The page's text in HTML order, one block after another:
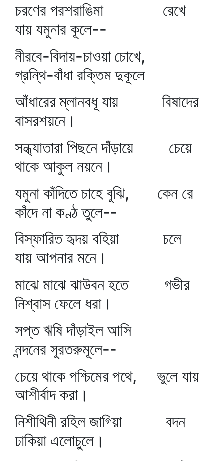
চরণের পরশরাঙিমা রেখে
যায় যমুনার কূলে--
নীরবে-বিদায়-চাওয়া চোখে,
গ্রন্থি-বাঁধা রক্তিম দুকূলে
আঁধারের ম্লানবধূ যায় বিষাদের
বাসরশয়নে।
সন্ধ্যাতারা পিছনে দাঁড়ায়ে চেয়ে
থাকে আকুল নয়নে।
যমুনা কাঁদিতে চাহে বুঝি, কেন রে
কাঁদে না কণ্ঠ তুলে--
বিস্ফারিত হৃদয় বহিয়া চলে
যায় আপনার মনে।
মাঝে মাঝে ঝাউবন হতে গভীর
নিশ্বাস ফেলে ধরা।
সপ্ত ঋষি দাঁড়াইল আসি
নন্দনের সুরতরুমূলে--
চেয়ে থাকে পশ্চিমের পথে, ভুলে যায়
আশীর্বাদ করা।
নিশীথিনী রহিল জাগিয়া বদন
ঢাকিয়া এলোচুলে।